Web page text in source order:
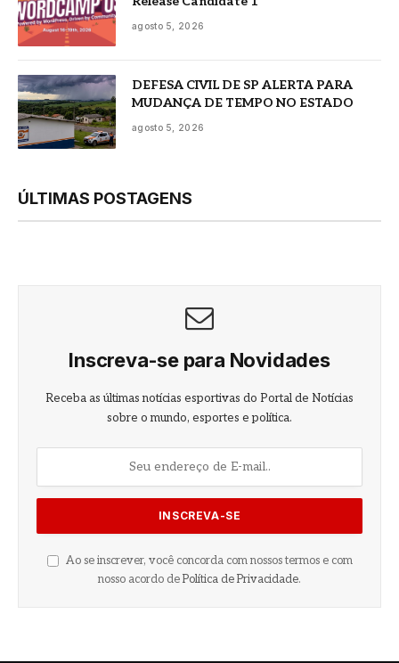
agosto 5, 2026
DEFESA CIVIL DE SP ALERTA PARA
MUDANÇA DE TEMPO NO ESTADO
agosto 5, 2026
ÚLTIMAS POSTAGENS
Inscreva-se para Novidades
Receba as últimas notícias esportivas do Portal de Notícias
sobre o mundo, esportes e política.
Ao se inscrever, você concorda com nossos termos e com
nosso acordo de Política de Privacidade.